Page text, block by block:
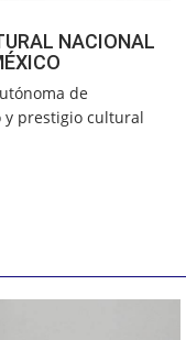
NACIONAL
de
y prestigio cultural